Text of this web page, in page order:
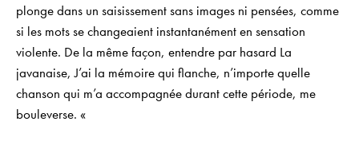
plonge dans un saisissement sans images ni pensées, comme
si les mots se changeaient instantanément en sensation
violente. De la même façon, entendre par hasard La
javanaise, J’ai la mémoire qui flanche, n’importe quelle
chanson qui m’a accompagnée durant cette période, me
bouleverse. «